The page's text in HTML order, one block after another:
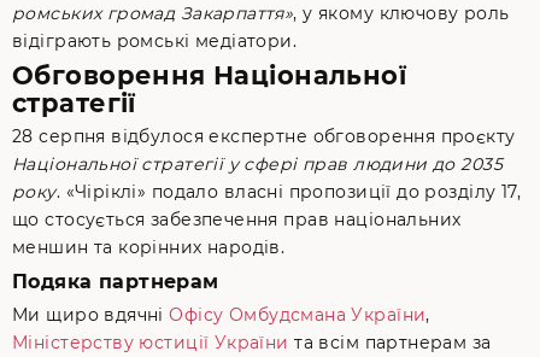
ромських громад Закарпаття», у якому ключову роль
відіграють ромські медіатори.
Обговорення Національної
стратегії
28 серпня відбулося експертне обговорення проєкту
Національної стратегії у сфері прав людини до 2035
року. «Чіріклі» подало власні пропозиції до розділу 17,
що стосується забезпечення прав національних
меншин та корінних народів.
Подяка партнерам
Ми щиро вдячніОфісу Омбудсмана України,
Міністерству юстиції України та всім партнерам за